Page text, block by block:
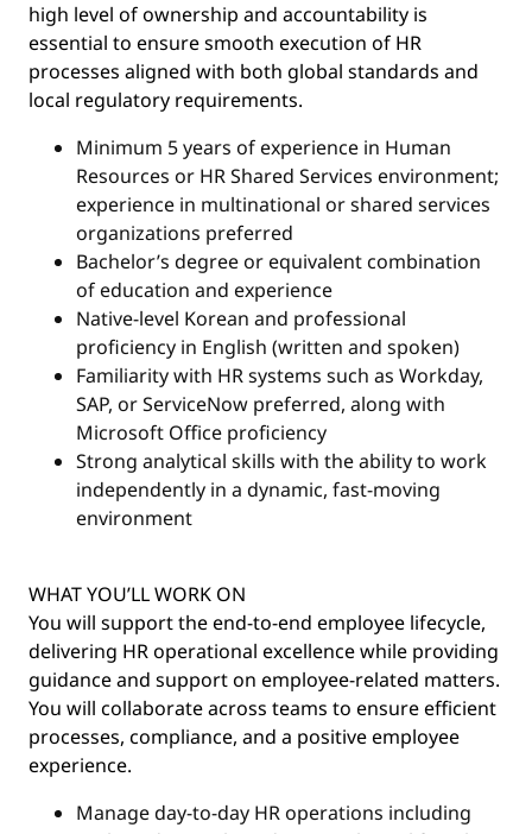
high level of ownership and accountability is
essential to ensure smooth execution of HR
processes aligned with both global standards and
local regulatory requirements.
Minimum 5 years of experience in Human
Resources or HR Shared Services environment;
experience in multinational or shared services
organizations preferred
Bachelor’s degree or equivalent combination
of education and experience
Native-level Korean and professional
proficiency in English (written and spoken)
Familiarity with HR systems such as Workday,
SAP, or ServiceNow preferred, along with
Microsoft Office proficiency
Strong analytical skills with the ability to work
independently in a dynamic, fast-moving
environment
WHAT YOU’LL WORK ON
You will support the end-to-end employee lifecycle,
delivering HR operational excellence while providing
guidance and support on employee-related matters.
You will collaborate across teams to ensure efficient
processes, compliance, and a positive employee
experience.
Manage day-to-day HR operations including